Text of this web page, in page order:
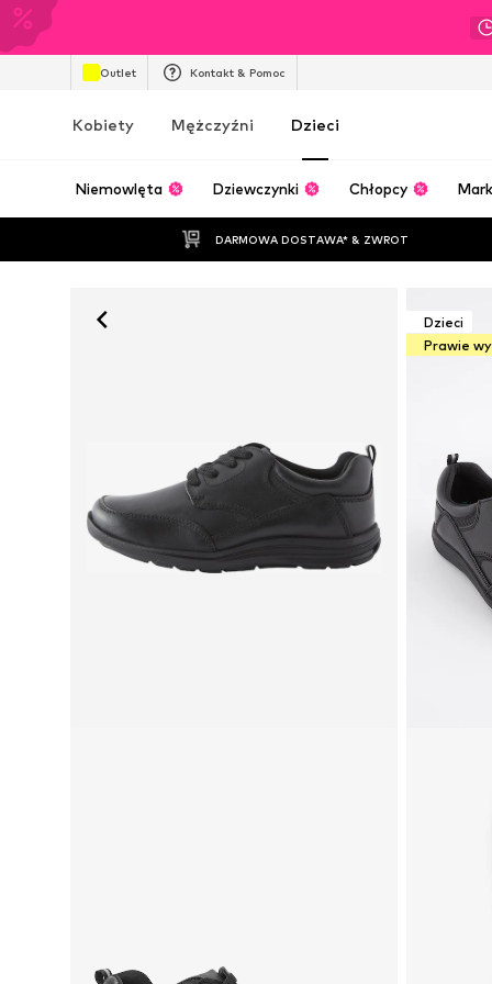
Outlet Kontakt & Pomoc
Kobiety Mężczyźni Dzieci
Niemowlęta Dziewczynki Chłopcy
DARMOWA DOSTAWA* & ZWROT
Dzieci
Prawie